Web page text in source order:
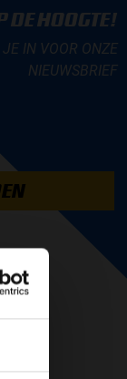
DE HOOGTE!
IN VOOR ONZE
NIEUWSBRIEF